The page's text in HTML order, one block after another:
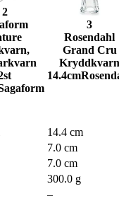
2
3
Rosendahl
Grand Cru
Kryddkvarn
14.4cm
14.4 cm
7.0 cm
7.0 cm
300.0 g
–